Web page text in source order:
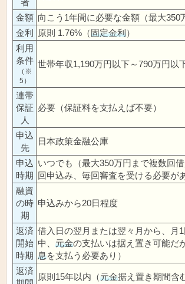
者
金額 向こう1年間に必要な金額（最大350
金利
原則 1.76%（固定金利）
利用
条件
（※
5）
世帯年収1,190万円以下～790万円以
連帯
保証
人
必要（保証料を支払えば不要）
申込
先
日本政策金融公庫
申込
時期
いつでも（最大350万円まで複数回
回申込み、毎回審査を受ける必要が
融資
の時
期
申込みから20日程度
返済
開始
時期
借入日の翌月または翌々月から、月
中、 元金の支払いは据え置き可能だ
息を支払う必要あり）
返済
原則15年以内（元金据え置き期間含